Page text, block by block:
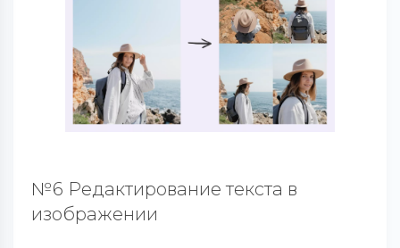
№6 Редактирование текста в
изображении